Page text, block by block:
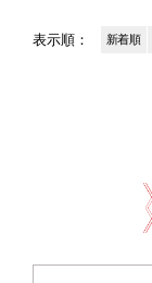
表示順： 新着順